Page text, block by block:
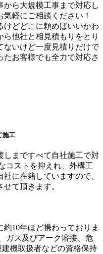
から大規模工事まで対応し
軽にご相談ください！
けどどこに頼めばいいかわ
他社と相見積もりをとり
ないけど一度見積りだけで
たお客様でも全力で対応さ
施工
しまですべて自社施工で対
コストを抑えれ、外構工
に在籍していますので、
て頂きます。
10年ほど携わっておりま
ガス及びアーク溶接、危
機取扱者などの資格保持